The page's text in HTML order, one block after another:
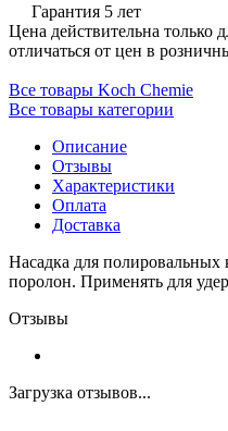
Гарантия 5 лет
Цена действительна только
отличаться от цен в
Все товары Koch Chemie
Все товары категории
Описание
Отзывы
Характеристики
Оплата
Доставка
Насадка для полировальных
поролон. Применять для
Отзывы
Загрузка отзывов...